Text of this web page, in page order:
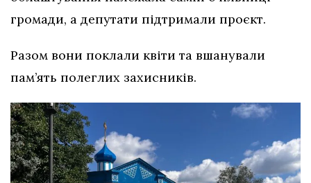
громади, а депутати підтримали проєкт.
Разом вони поклали квіти та вшанували
пам’ять полеглих захисників.